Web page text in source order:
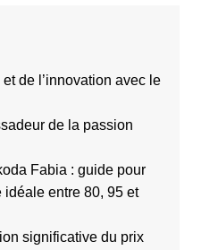
de l’innovation avec le
de la passion
Fabia : guide pour
entre 80, 95 et
significative du prix